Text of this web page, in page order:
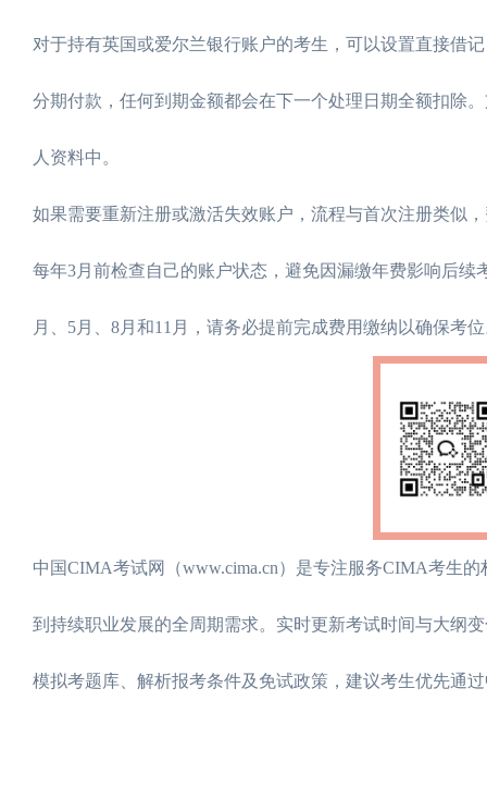
对于持有英国或爱尔兰银行账户的考生，可以设置直接借
分期付款，任何到期金额都会在下一个处理日期全额扣除
人资料中。
如果需要重新注册或激活失效账户，流程与首次注册类似
每年3月前检查自己的账户状态，避免因漏缴年费影响后
月、5月、8月和11月，请务必提前完成费用缴纳以确保考
中国CIMA考试网（www.cima.cn）‌是专注服务CIMA考生
到持续职业发展的全周期需求。实时更新考试时间与大
模拟考题库、解析报考条件及免试政策，建议考生优先通